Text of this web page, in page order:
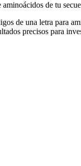
de tu
de una letra para
precisos para